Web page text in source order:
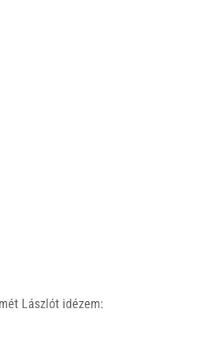
Lászlót idézem: